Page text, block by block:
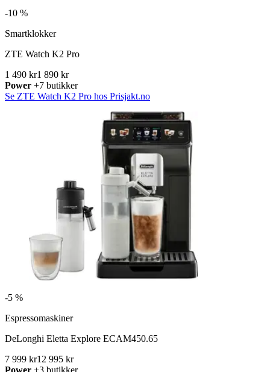
-10 %
Smartklokker
ZTE Watch K2 Pro
1 490 kr1 890 kr
Power +7 butikker
Se ZTE Watch K2 Pro hos Prisjakt.no
-5 %
Espressomaskiner
DeLonghi Eletta Explore ECAM450.65
7 999 kr12 995 kr